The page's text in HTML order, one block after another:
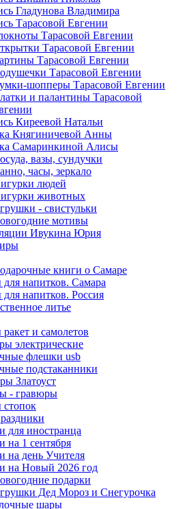
Гладунова Владимира
Тарасовой Евгении
Тарасовой Евгении
Тарасовой Евгении
Тарасовой Евгении
Тарасовой Евгении
шопперы Тарасовой Евгении
и палантины Тарасовой
Киреевой Натальи
Княгиничевой Анны
Самаринкиной Алисы
вазы, сундучки
часы, зеркало
людей
животных
- свистульки
мотивы
Ивукина Юрия
книги о Самаре
напитков. Самара
напитков. Россия
литье
и самолетов
электрические
флешки usb
подстаканники
Златоуст
- гравюры
для иностранца
на 1 сентября
на день Учителя
на Новый 2026 год
подарки
Дед Мороз и Снегурочка
шары